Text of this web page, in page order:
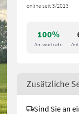
100%
Antwortrate
online seit 3/2013
Zusätzliche
Sind Sie an